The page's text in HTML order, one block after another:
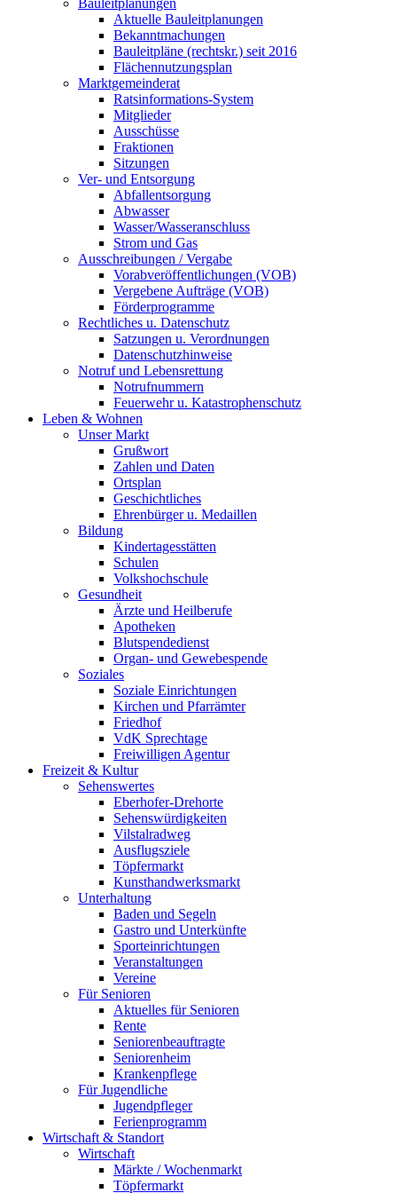
Bauleitplanungen
Aktuelle Bauleitplanungen
Bekanntmachungen
Bauleitpläne (rechtskr.) seit 2016
Flächennutzungsplan
Marktgemeinderat
Ratsinformations-System
Mitglieder
Ausschüsse
Fraktionen
Sitzungen
Ver- und Entsorgung
Abfallentsorgung
Abwasser
Wasser/Wasseranschluss
Strom und Gas
Ausschreibungen / Vergabe
Vorabveröffentlichungen (VOB)
Vergebene Aufträge (VOB)
Förderprogramme
Rechtliches u. Datenschutz
Satzungen u. Verordnungen
Datenschutzhinweise
Notruf und Lebensrettung
Notrufnummern
Feuerwehr u. Katastrophenschutz
Leben & Wohnen
Unser Markt
Grußwort
Zahlen und Daten
Ortsplan
Geschichtliches
Ehrenbürger u. Medaillen
Bildung
Kindertagesstätten
Schulen
Volkshochschule
Gesundheit
Ärzte und Heilberufe
Apotheken
Blutspendedienst
Organ- und Gewebespende
Soziales
Soziale Einrichtungen
Kirchen und Pfarrämter
Friedhof
VdK Sprechtage
Freiwilligen Agentur
Freizeit & Kultur
Sehenswertes
Eberhofer-Drehorte
Sehenswürdigkeiten
Vilstalradweg
Ausflugsziele
Töpfermarkt
Kunsthandwerksmarkt
Unterhaltung
Baden und Segeln
Gastro und Unterkünfte
Sporteinrichtungen
Veranstaltungen
Vereine
Für Senioren
Aktuelles für Senioren
Rente
Seniorenbeauftragte
Seniorenheim
Krankenpflege
Für Jugendliche
Jugendpfleger
Ferienprogramm
Wirtschaft & Standort
Wirtschaft
Märkte / Wochenmarkt
Töpfermarkt